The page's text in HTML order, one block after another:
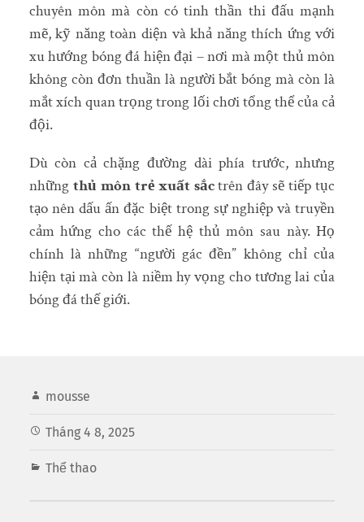
chuyên môn mà còn có tinh thần thi đấu mạnh
mẽ, kỹ năng toàn diện và khả năng thích ứng với
xu hướng bóng đá hiện đại – nơi mà một thủ môn
không còn đơn thuần là người bắt bóng mà còn là
mắt xích quan trọng trong lối chơi tổng thể của cả
đội.
Dù còn cả chặng đường dài phía trước, nhưng
những thủ môn trẻ xuất sắctrên đây sẽ tiếp tục
tạo nên dấu ấn đặc biệt trong sự nghiệp và truyền
cảm hứng cho các thế hệ thủ môn sau này. Họ
chính là những “người gác đền” không chỉ của
hiện tại mà còn là niềm hy vọng cho tương lai của
bóng đá thế giới.
mousse
Tháng 4 8, 2025
Thể thao